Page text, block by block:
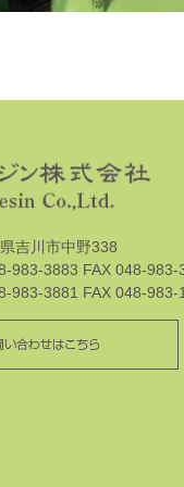
吉川市中野338
983-3883 FAX 048-983-
983-3881 FAX 048-983-